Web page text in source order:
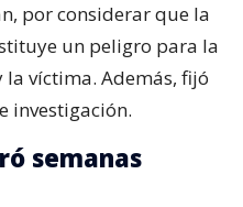
por considerar que la
un peligro para la
víctima. Además, fijó
investigación.
semanas